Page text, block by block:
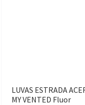
LUVAS ESTRADA
MY VENTED Fluor